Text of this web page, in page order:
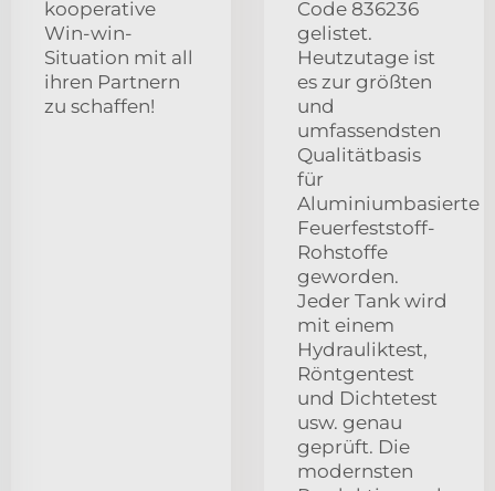
kooperative
Win-win-
Situation mit all
ihren Partnern
zu schaffen!
Code 836236
gelistet.
Heutzutage ist
es zur größten
und
umfassendsten
Qualitätbasis
für
Aluminiumbasierte
Feuerfeststoff-
Rohstoffe
geworden.
Jeder Tank wird
mit einem
Hydrauliktest,
Röntgentest
und Dichtetest
usw. genau
geprüft. Die
modernsten